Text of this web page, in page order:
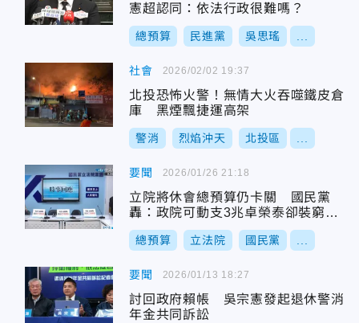
憲超認同：依法行政很難嗎？
總預算 民進黨 吳思瑤
社會
北投恐怖火警！無情大火吞噬鐵皮倉
庫 黑煙飄捷運高架
警消 烈焰沖天 北投區
2026/02/02 19:37
要聞
立院將休會總預算仍卡關 國民黨
轟：政院可動支3兆卓榮泰卻裝窮賣
慘
總預算 立法院 國民黨
2026/01/26 21:18
要聞
討回政府賴帳 吳宗憲發起退休警消
年金共同訴訟
2026/01/13 18:27